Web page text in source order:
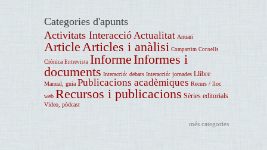
Categories d'apunts
Activitats Interacció Actualitat Anuari
Article Articles i anàlisi Compartim Consells
Crònica Entrevista InformeInformes i
documents Interacció: debats Interacció: jornades Llibre
Manual, guia Publicacions acadèmiques Recurs / lloc
web Recursos i publicacions Sèries editorials
Vídeo, pòdcast
més categories